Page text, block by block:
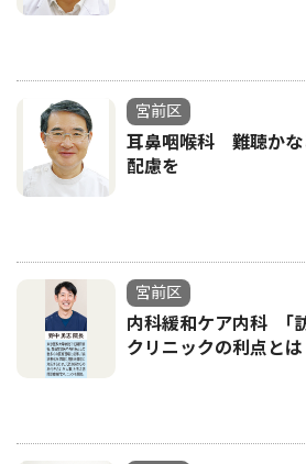
宮前区
耳鼻咽喉科 難聴かな
配慮を
宮前区
内科緩和ケア内科 ｢
クリニックの利点とは